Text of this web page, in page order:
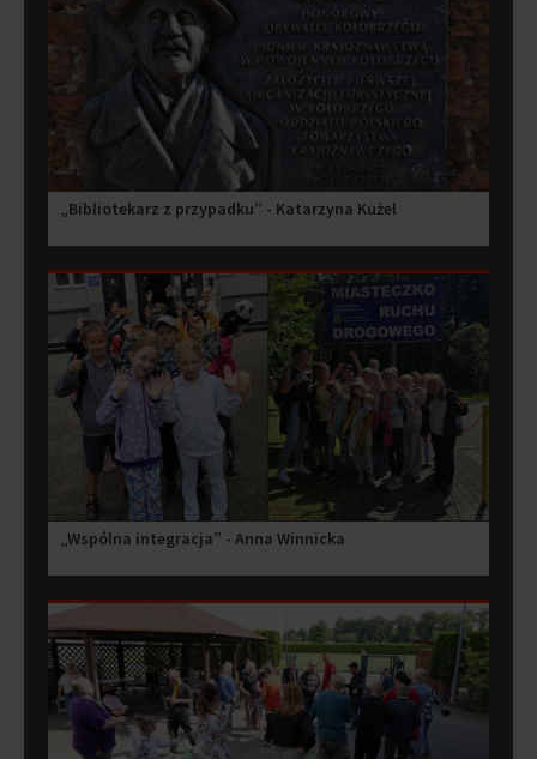
„Bibliotekarz z przypadku” - Katarzyna Kużel
„Wspólna integracja” - Anna Winnicka